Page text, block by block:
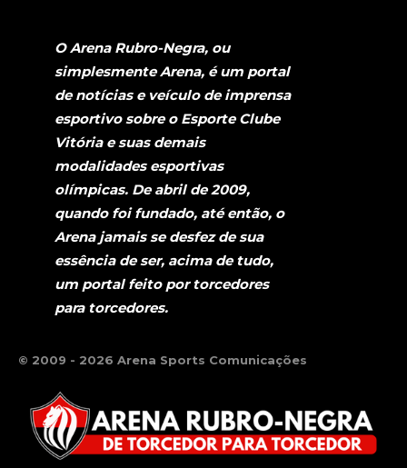
O Arena Rubro-Negra, ou
simplesmente Arena, é um portal
de notícias e veículo de imprensa
esportivo sobre o Esporte Clube
Vitória e suas demais
modalidades esportivas
olímpicas. De abril de 2009,
quando foi fundado, até então, o
Arena jamais se desfez de sua
essência de ser, acima de tudo,
um portal feito por torcedores
para torcedores.
© 2009 - 2026 Arena Sports Comunicações